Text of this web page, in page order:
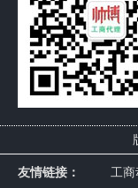
友情链接： 工